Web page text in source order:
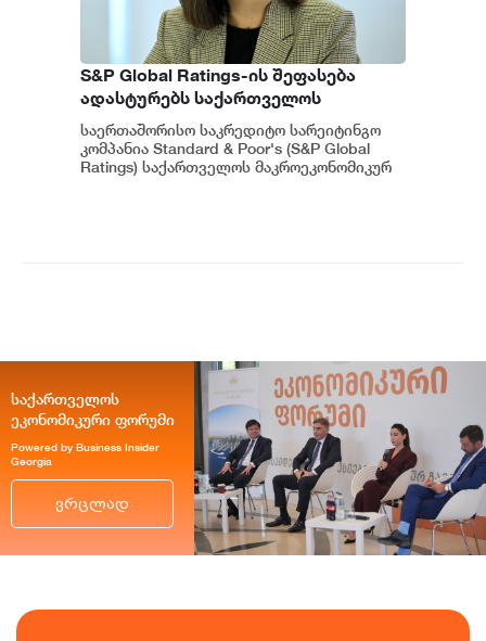
S&P Global Ratings-ის შეფასება
ადასტურებს საქართველოს
ეკონომიკის მდგრადობასა და
ეროვნული ბანკის პოლიტიკის
ეფექტიანობას - ეკატერინე მიქაბაძე
საერთაშორისო საკრედიტო სარეიტინგო
კომპანია Standard & Poor's (S&P Global
Ratings) საქართველოს მაკროეკონომიკურ
საქართველოს
ეკონომიკური ფორუმი
Powered by Business Insider
Georgia
ვრცლად